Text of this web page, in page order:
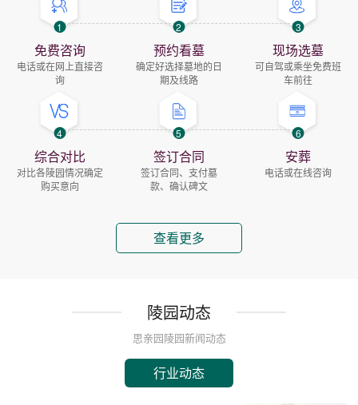
1
免费咨询
电话或在网上直接咨
询
2
预约看墓
确定好选择墓地的日
期及线路
3
现场选墓
可自驾或乘坐免费班
车前往
4
综合对比
对比各陵园情况确定
购买意向
5
签订合同
签订合同、支付墓
款、确认碑文
6
安葬
电话或在线咨询
查看更多
陵园动态
思亲园陵园新闻动态
行业动态